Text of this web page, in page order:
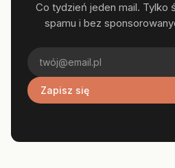
Co tydzień jeden mail. Tylko
spamu i bez
Zapisz się